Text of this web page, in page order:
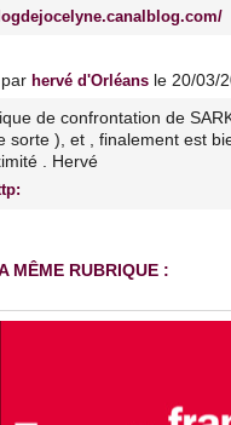
hervé d'Orléans le 20/03/
de confrontation de
sorte ), et , finalement est
. Hervé
MÊME RUBRIQUE :